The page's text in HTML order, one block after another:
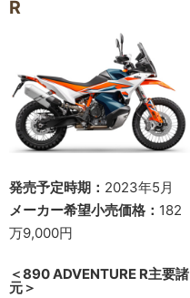
R
発売予定時期： 2023年5月
メーカー希望小売価格： 182
万9,000円
＜890 ADVENTURE R主要諸
元＞